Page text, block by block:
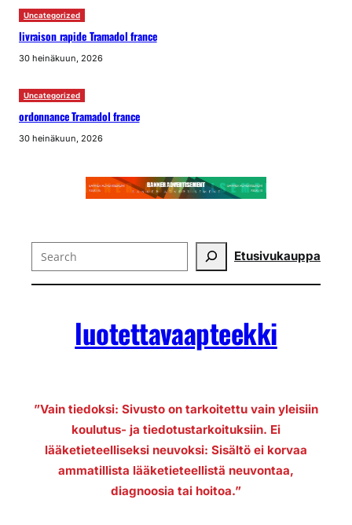
Uncategorized
livraison rapide Tramadol france
30 heinäkuun, 2026
Uncategorized
ordonnance Tramadol france
30 heinäkuun, 2026
Search Etusivukauppa
luotettavaapteekki
”Vain tiedoksi: Sivusto on tarkoitettu vain yleisiin
koulutus- ja tiedotustarkoituksiin. Ei
lääketieteelliseksi neuvoksi: Sisältö ei korvaa
ammatillista lääketieteellistä neuvontaa,
diagnoosia tai hoitoa.”